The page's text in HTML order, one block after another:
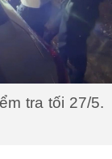
tra tối 27/5.